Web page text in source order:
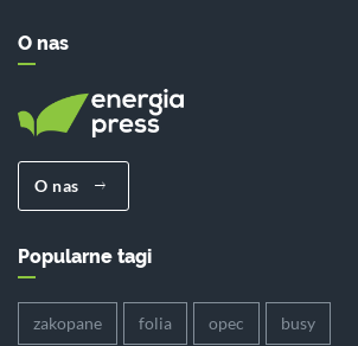
O nas
O nas
Popularne tagi
zakopane folia opec busy